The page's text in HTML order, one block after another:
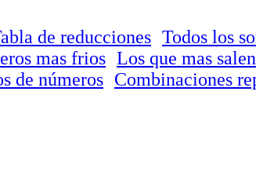
de reducciones Todos los
mas frios Los que mas salen
de números Combinaciones